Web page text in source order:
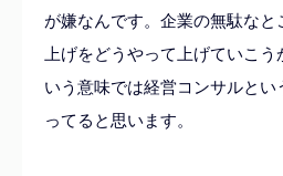
が嫌なんです。企業の無駄なと
上げをどうやって上げていこう
いう意味では経営コンサルとい
ってると思います。